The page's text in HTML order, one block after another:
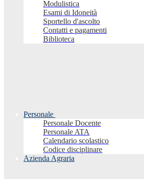
Modulistica
Esami di Idoneità
Sportello d'ascolto
Contatti e pagamenti
Biblioteca
Personale
Personale Docente
Personale ATA
Calendario scolastico
Codice disciplinare
Azienda Agraria